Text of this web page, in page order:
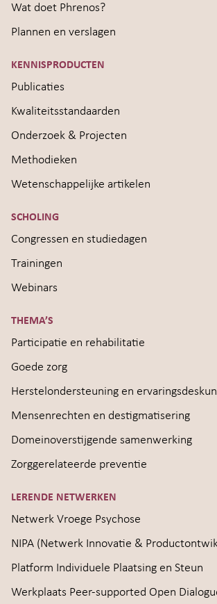
Wat doet Phrenos?
Plannen en verslagen
KENNISPRODUCTEN
Publicaties
Kwaliteitsstandaarden
Onderzoek & Projecten
Methodieken
Wetenschappelijke artikelen
SCHOLING
Congressen en studiedagen
Trainingen
Webinars
THEMA’S
Participatie en rehabilitatie
Goede zorg
Herstelondersteuning en
Mensenrechten en destigmatisering
Domeinoverstijgende samenwerking
Zorggerelateerde preventie
LERENDE NETWERKEN
Netwerk Vroege Psychose
NIPA (Netwerk Innovatie &
Platform Individuele Plaatsing en Steun
Werkplaats Peer-supported Open